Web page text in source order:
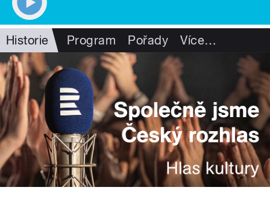
Historie Program Pořady Více…